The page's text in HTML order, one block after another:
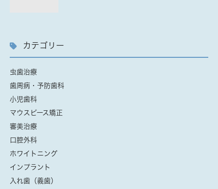
カテゴリー
虫歯治療
歯周病・予防歯科
小児歯科
マウスピース矯正
審美治療
口腔外科
ホワイトニング
インプラント
入れ歯（義歯）